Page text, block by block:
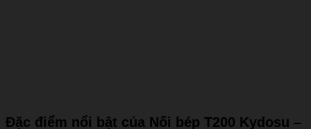
Đặc điểm nổi bật của Nối bép T200 Kydosu –